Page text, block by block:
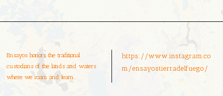
Ensayos honors the traditional
custodians of the lands and waters
where we roam and learn.
https://www.instagram.co
m/ensayostierradelfuego/